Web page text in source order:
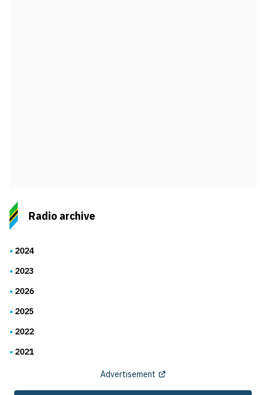
Radio archive
2024
2023
2026
2025
2022
2021
Advertisement